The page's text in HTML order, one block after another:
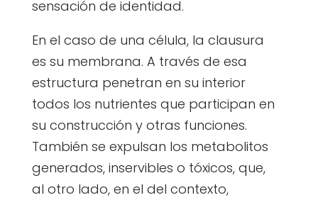
sensación de identidad.
En el caso de una célula, la clausura
es su membrana. A través de esa
estructura penetran en su interior
todos los nutrientes que participan en
su construcción y otras funciones.
También se expulsan los metabolitos
generados, inservibles o tóxicos, que,
al otro lado, en el del contexto,